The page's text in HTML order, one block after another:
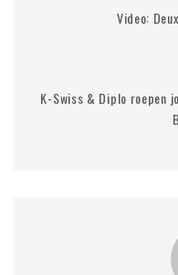
Video:
K-Swiss & Diplo roepen